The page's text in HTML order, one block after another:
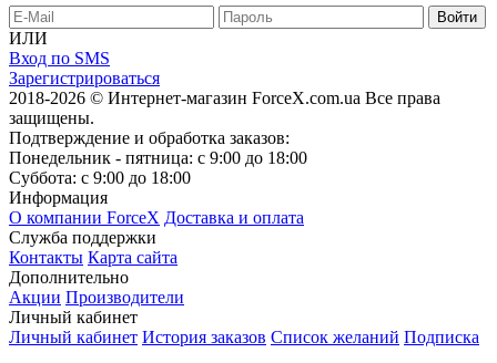
ИЛИ
Вход по SMS
Зарегистрироваться
2018-2026 © Интернет-магазин ForceX.com.ua Все права
защищены.
Подтверждение и обработка заказов:
Понедельник - пятница: с 9:00 до 18:00
Суббота: с 9:00 до 18:00
Информация
О компании ForceX Доставка и оплата
Служба поддержки
Контакты Карта сайта
Дополнительно
Акции Производители
Личный кабинет
Личный кабинет История заказов Список желаний Подписка